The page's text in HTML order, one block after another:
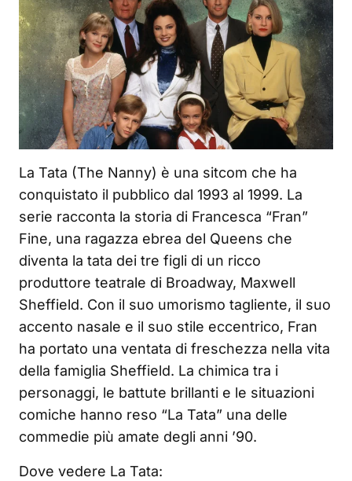
La Tata (The Nanny) è una sitcom che ha
conquistato il pubblico dal 1993 al 1999. La
serie racconta la storia di Francesca “Fran”
Fine, una ragazza ebrea del Queens che
diventa la tata dei tre figli di un ricco
produttore teatrale di Broadway, Maxwell
Sheffield. Con il suo umorismo tagliente, il suo
accento nasale e il suo stile eccentrico, Fran
ha portato una ventata di freschezza nella vita
della famiglia Sheffield. La chimica tra i
personaggi, le battute brillanti e le situazioni
comiche hanno reso “La Tata” una delle
commedie più amate degli anni ’90.
Dove vedere La Tata: